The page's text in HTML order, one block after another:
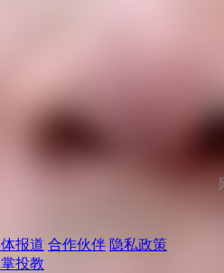
报道 合作伙伴 隐私政策
投教